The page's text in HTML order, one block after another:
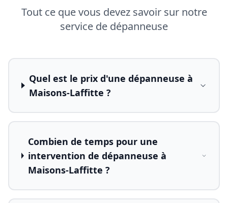
Tout ce que vous devez savoir sur notre
service de dépanneuse
Quel est le prix d'une dépanneuse à
Maisons-Laffitte ?
Combien de temps pour une
intervention de dépanneuse à
Maisons-Laffitte ?